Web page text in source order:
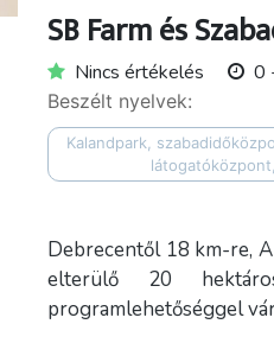
SB Farm és
Nincs értékelés 0
Beszélt nyelvek:
Kalandpark,
Debrecentől 18 km-re,
elterülő 20
programlehetőséggel